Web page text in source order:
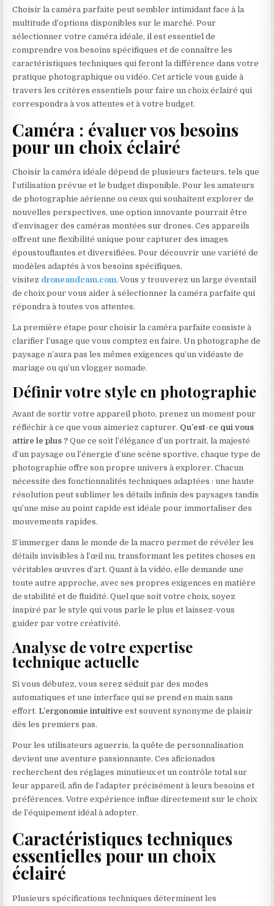
Choisir la caméra parfaite peut sembler intimidant face à la
multitude d’options disponibles sur le marché. Pour
sélectionner votre caméra idéale, il est essentiel de
comprendre vos besoins spécifiques et de connaître les
caractéristiques techniques qui feront la différence dans votre
pratique photographique ou vidéo. Cet article vous guide à
travers les critères essentiels pour faire un choix éclairé qui
correspondra à vos attentes et à votre budget.
Caméra : évaluer vos besoins
pour un choix éclairé
Choisir la caméra idéale dépend de plusieurs facteurs, tels que
l’utilisation prévue et le budget disponible. Pour les amateurs
de photographie aérienne ou ceux qui souhaitent explorer de
nouvelles perspectives, une option innovante pourrait être
d’envisager des caméras montées sur drones. Ces appareils
offrent une flexibilité unique pour capturer des images
époustouflantes et diversifiées. Pour découvrir une variété de
modèles adaptés à vos besoins spécifiques,
visitez droneandcam.com. Vous y trouverez un large éventail
de choix pour vous aider à sélectionner la caméra parfaite qui
répondra à toutes vos attentes.
La première étape pour choisir la caméra parfaite consiste à
clarifier l’usage que vous comptez en faire. Un photographe de
paysage n’aura pas les mêmes exigences qu’un vidéaste de
mariage ou qu’un vlogger nomade.
Définir votre style en photographie
Avant de sortir votre appareil photo, prenez un moment pour
réfléchir à ce que vous aimeriez capturer. Qu’est-ce qui vous
attire le plus ? Que ce soit l’élégance d’un portrait, la majesté
d’un paysage ou l’énergie d’une scène sportive, chaque type de
photographie offre son propre univers à explorer. Chacun
nécessite des fonctionnalités techniques adaptées : une haute
résolution peut sublimer les détails infinis des paysages tandis
qu’une mise au point rapide est idéale pour immortaliser des
mouvements rapides.
S’immerger dans le monde de la macro permet de révéler les
détails invisibles à l’œil nu, transformant les petites choses en
véritables œuvres d’art. Quant à la vidéo, elle demande une
toute autre approche, avec ses propres exigences en matière
de stabilité et de fluidité. Quel que soit votre choix, soyez
inspiré par le style qui vous parle le plus et laissez-vous
guider par votre créativité.
Analyse de votre expertise
technique actuelle
Si vous débutez, vous serez séduit par des modes
automatiques et une interface qui se prend en main sans
effort.L’ergonomie intuitive est souvent synonyme de plaisir
dès les premiers pas.
Pour les utilisateurs aguerris, la quête de personnalisation
devient une aventure passionnante. Ces aficionados
recherchent des réglages minutieux et un contrôle total sur
leur appareil, afin de l’adapter précisément à leurs besoins et
préférences. Votre expérience influe directement sur le choix
de l’équipement idéal à adopter.
Caractéristiques techniques
essentielles pour un choix
éclairé
Plusieurs spécifications techniques déterminent les